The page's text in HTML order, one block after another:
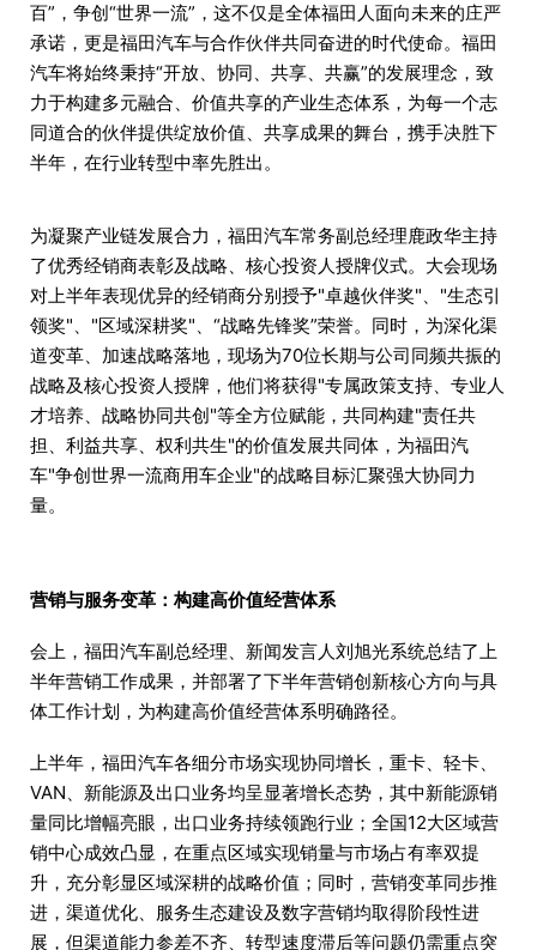
百”，争创“世界一流”，这不仅是全体福田人面向未来的庄严
承诺，更是福田汽车与合作伙伴共同奋进的时代使命。福田
汽车将始终秉持“开放、协同、共享、共赢”的发展理念，致
力于构建多元融合、价值共享的产业生态体系，为每一个志
同道合的伙伴提供绽放价值、共享成果的舞台，携手决胜下
半年，在行业转型中率先胜出。
为凝聚产业链发展合力，福田汽车常务副总经理鹿政华主持
了优秀经销商表彰及战略、核心投资人授牌仪式。大会现场
对上半年表现优异的经销商分别授予"卓越伙伴奖"、"生态引
领奖"、"区域深耕奖"、“战略先锋奖”荣誉。同时，为深化渠
道变革、加速战略落地，现场为70位长期与公司同频共振的
战略及核心投资人授牌，他们将获得"专属政策支持、专业人
才培养、战略协同共创"等全方位赋能，共同构建"责任共
担、利益共享、权利共生"的价值发展共同体，为福田汽
车"争创世界一流商用车企业"的战略目标汇聚强大协同力
量。
营销与服务变革：构建高价值经营体系
会上，福田汽车副总经理、新闻发言人刘旭光系统总结了上
半年营销工作成果，并部署了下半年营销创新核心方向与具
体工作计划，为构建高价值经营体系明确路径。
上半年，福田汽车各细分市场实现协同增长，重卡、轻卡、
VAN、新能源及出口业务均呈显著增长态势，其中新能源销
量同比增幅亮眼，出口业务持续领跑行业；全国12大区域营
销中心成效凸显，在重点区域实现销量与市场占有率双提
升，充分彰显区域深耕的战略价值；同时，营销变革同步推
进，渠道优化、服务生态建设及数字营销均取得阶段性进
展，但渠道能力参差不齐、转型速度滞后等问题仍需重点突